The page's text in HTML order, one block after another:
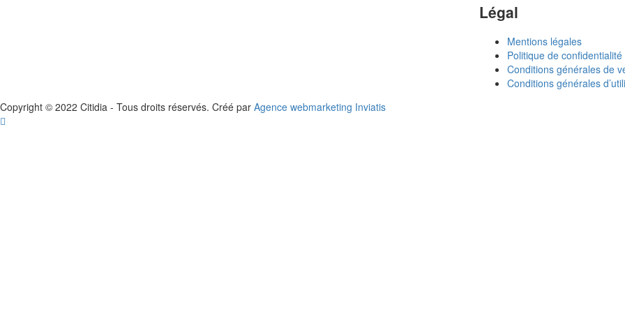
Légal
Mentions légales
Politique de confidentialité
Conditions générales de
Conditions générales
Copyright © 2022 Citidia - Tous droits réservés. Créé par Agence webmarketing Inviatis